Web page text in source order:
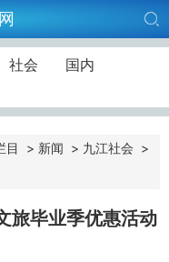
社会
国内
目 > 新闻 > 九江社会 >
旅毕业季优惠活动